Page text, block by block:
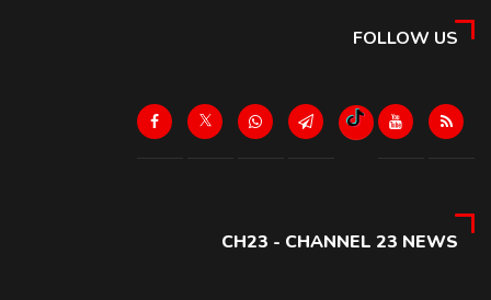
FOLLOW US
CH23 - CHANNEL 23 NEWS